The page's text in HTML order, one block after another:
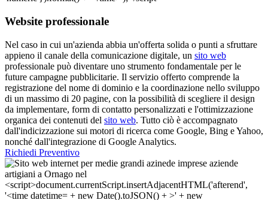
Website professionale
Nel caso in cui un'azienda abbia un'offerta solida o punti a sfruttare
appieno il canale della comunicazione digitale, un sito web
professionale può diventare uno strumento fondamentale per le
future campagne pubblicitarie. Il servizio offerto comprende la
registrazione del nome di dominio e la coordinazione nello sviluppo
di un massimo di 20 pagine, con la possibilità di scegliere il design
da implementare, form di contatto personalizzati e l'ottimizzazione
organica dei contenuti del sito web. Tutto ciò è accompagnato
dall'indicizzazione sui motori di ricerca come Google, Bing e Yahoo,
nonché dall'integrazione di Google Analytics.
Richiedi Preventivo